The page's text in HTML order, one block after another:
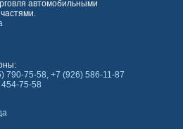
автомобильными
790-75-58, +7 (926) 586-11-87
75-58